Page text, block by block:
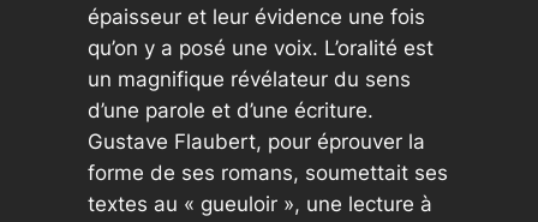
épaisseur et leur évidence une fois
qu’on y a posé une voix. L’oralité est
un magnifique révélateur du sens
d’une parole et d’une écriture.
Gustave Flaubert, pour éprouver la
forme de ses romans, soumettait ses
textes au « gueuloir », une lecture à